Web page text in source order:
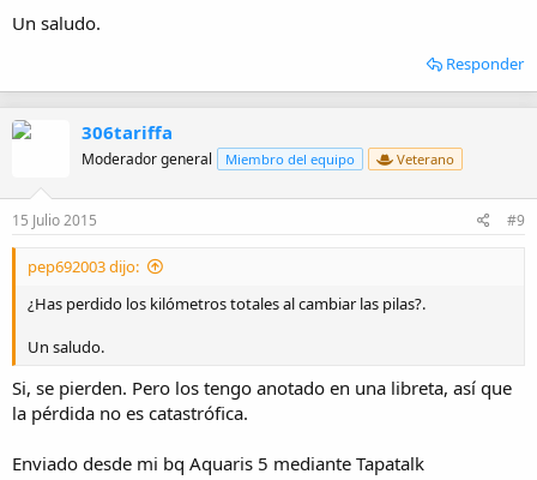
Un saludo.
Responder
306tariffa
Moderador general Miembro del equipo Veterano
15 Julio 2015 #9
pep692003 dijo:
¿Has perdido los kilómetros totales al cambiar las pilas?.
Un saludo.
Si, se pierden. Pero los tengo anotado en una libreta, así que
la pérdida no es catastrófica.
Enviado desde mi bq Aquaris 5 mediante Tapatalk